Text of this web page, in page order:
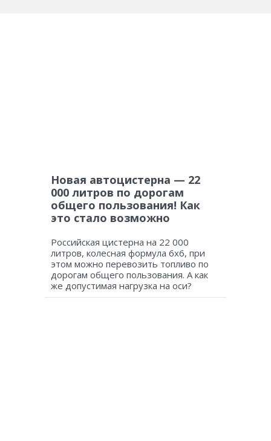
Новая автоцистерна — 22
000 литров по дорогам
общего пользования! Как
это стало возможно
Российская цистерна на 22 000
литров, колесная формула 6х6, при
этом можно перевозить топливо по
дорогам общего пользования. А как
же допустимая нагрузка на оси?